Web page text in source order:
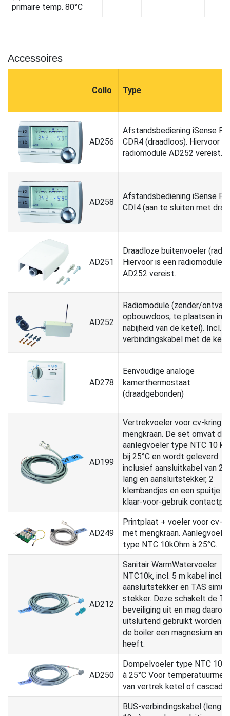
primaire temp. 80°C
Accessoires
Collo Type
AD256
Afstandsbediening iSense
CDR4 (draadloos). Hiervoor is
radiomodule AD252 vereist.
AD258
Afstandsbediening iSense
CDI4 (aan te sluiten met
AD251
Draadloze buitenvoeler
Hiervoor is een radiomodule
AD252 vereist.
AD252
Radiomodule (zender/
opbouwdoos, te plaatsen in
nabijheid van de ketel). Incl.
verbindingskabel met de
AD278
Eenvoudige analoge
kamerthermostaat
(draadgebonden)
AD199
Vertrekvoeler voor cv-kring
mengkraan. De set omvat de
aanlegvoeler type NTC 10
bij 25°C en wordt geleverd
inclusief aansluitkabel van
lang en aansluitstekker, 2
klembandjes en een spuitje
klaar-voor-gebruik
AD249
Printplaat + voeler voor cv-
met mengkraan. Aanlegvoeler
type NTC 10kOhm à 25°C.
AD212
Sanitair WarmWatervoeler
NTC10k, incl. 5 m kabel incl.
aansluitstekker en TAS
stekker. Deze schakelt de
beveiliging uit en mag daarom
uitsluitend gebruikt worden
de boiler een magnesium
heeft.
AD250
Dompelvoeler type NTC
à 25°C Voor
van vertrek ketel of cascade.
BUS-verbindingskabel (lengte